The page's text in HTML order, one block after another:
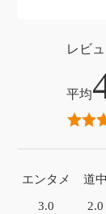
エンタメ
3.0
道中
2.0